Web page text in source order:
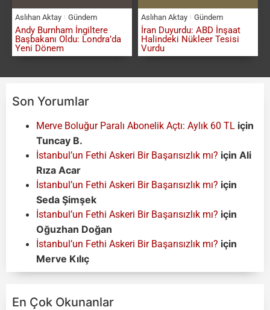
Aslıhan Aktay Gündem
Andy Burnham İngiltere
Başbakanı Oldu: Londra’da
Yeni Dönem
Aslıhan Aktay Gündem
İran Duyurdu: ABD İnşaat
Halindeki Nükleer Tesisi
Vurdu
Son Yorumlar
Merve Boluğur Paralı Abonelik Açtı: Aylık 60 TL için
Tuncay B.
İstanbul’un Fethi Askeri Bir Başarısızlık mı? için Ali
Rıza Acar
İstanbul’un Fethi Askeri Bir Başarısızlık mı? için
Seda Şimşek
İstanbul’un Fethi Askeri Bir Başarısızlık mı? için
Oğuzhan Doğan
İstanbul’un Fethi Askeri Bir Başarısızlık mı? için
Merve Kılıç
En Çok Okunanlar